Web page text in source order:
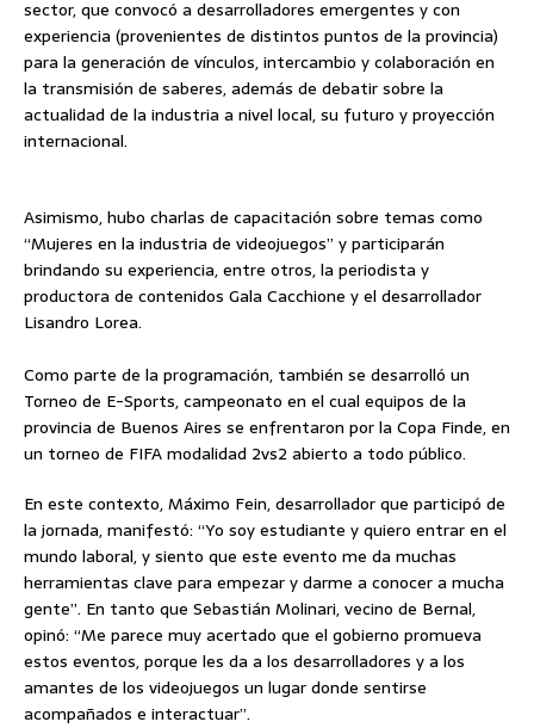
sector, que convocó a desarrolladores emergentes y con
experiencia (provenientes de distintos puntos de la provincia)
para la generación de vínculos, intercambio y colaboración en
la transmisión de saberes, además de debatir sobre la
actualidad de la industria a nivel local, su futuro y proyección
internacional.
Asimismo, hubo charlas de capacitación sobre temas como
“Mujeres en la industria de videojuegos” y participarán
brindando su experiencia, entre otros, la periodista y
productora de contenidos Gala Cacchione y el desarrollador
Lisandro Lorea.
Como parte de la programación, también se desarrolló un
Torneo de E-Sports, campeonato en el cual equipos de la
provincia de Buenos Aires se enfrentaron por la Copa Finde, en
un torneo de FIFA modalidad 2vs2 abierto a todo público.
En este contexto, Máximo Fein, desarrollador que participó de
la jornada, manifestó: “Yo soy estudiante y quiero entrar en el
mundo laboral, y siento que este evento me da muchas
herramientas clave para empezar y darme a conocer a mucha
gente”. En tanto que Sebastián Molinari, vecino de Bernal,
opinó: “Me parece muy acertado que el gobierno promueva
estos eventos, porque les da a los desarrolladores y a los
amantes de los videojuegos un lugar donde sentirse
acompañados e interactuar”.